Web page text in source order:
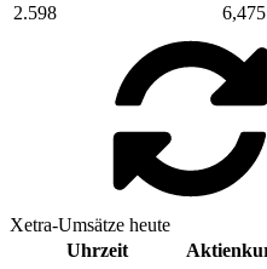
2.598
6,475
Xetra-Umsätze heute
Uhrzeit